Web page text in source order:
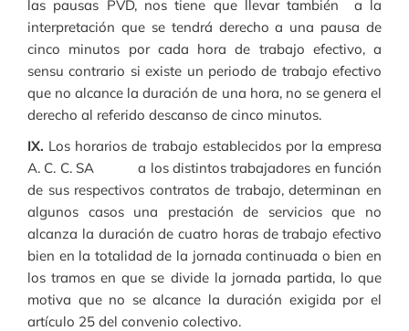
las pausas PVD, nos tiene que llevar también a la
interpretación que se tendrá derecho a una pausa de
cinco minutos por cada hora de trabajo efectivo, a
sensu contrario si existe un periodo de trabajo efectivo
que no alcance la duración de una hora, no se genera el
derecho al referido descanso de cinco minutos.
IX. Los horarios de trabajo establecidos por la empresa
A. C. C. SA a los distintos trabajadores en función
de sus respectivos contratos de trabajo, determinan en
algunos casos una prestación de servicios que no
alcanza la duración de cuatro horas de trabajo efectivo
bien en la totalidad de la jornada continuada o bien en
los tramos en que se divide la jornada partida, lo que
motiva que no se alcance la duración exigida por el
artículo 25 del convenio colectivo.